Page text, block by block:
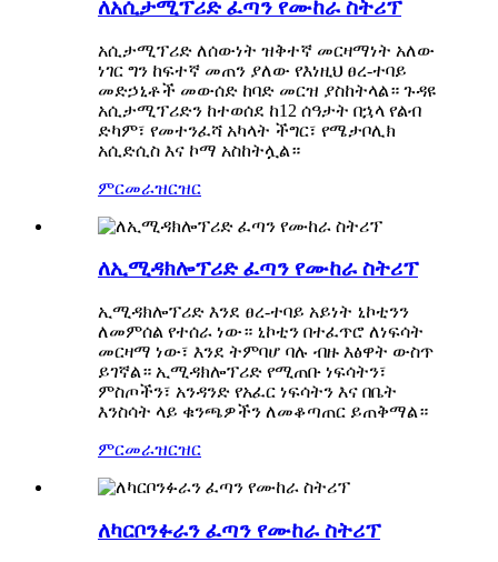
ለአሲታሚፕሪድ ፈጣን የሙከራ ስትሪፕ
አሲታሚፕሪድ ለሰውነት ዝቅተኛ መርዛማነት አለው
ነገር ግን ከፍተኛ መጠን ያለው የእነዚህ ፀረ-ተባይ
መድኃኒቶች መውሰድ ከባድ መርዝ ያስከትላል። ጉዳዩ
አሲታሚፕሪድን ከተወሰደ ከ12 ሰዓታት በኋላ የልብ
ድካም፣ የመተንፈሻ አካላት ችግር፣ የሜታቦሊክ
አሲድሲስ እና ኮማ አስከትሏል።
ምርመራዝርዝር
ለኢሚዳክሎፕሪድ ፈጣን የሙከራ ስትሪፕ
ኢሚዳክሎፕሪድ እንደ ፀረ-ተባይ አይነት ኒኮቲንን
ለመምሰል የተሰራ ነው። ኒኮቲን በተፈጥሮ ለነፍሳት
መርዛማ ነው፣ እንደ ትምባሆ ባሉ ብዙ እፅዋት ውስጥ
ይገኛል። ኢሚዳክሎፕሪድ የሚጠቡ ነፍሳትን፣
ምስጦችን፣ አንዳንድ የአፈር ነፍሳትን እና በቤት
እንስሳት ላይ ቁንጫዎችን ለመቆጣጠር ይጠቅማል።
ምርመራዝርዝር
ለካርቦንፉራን ፈጣን የሙከራ ስትሪፕ